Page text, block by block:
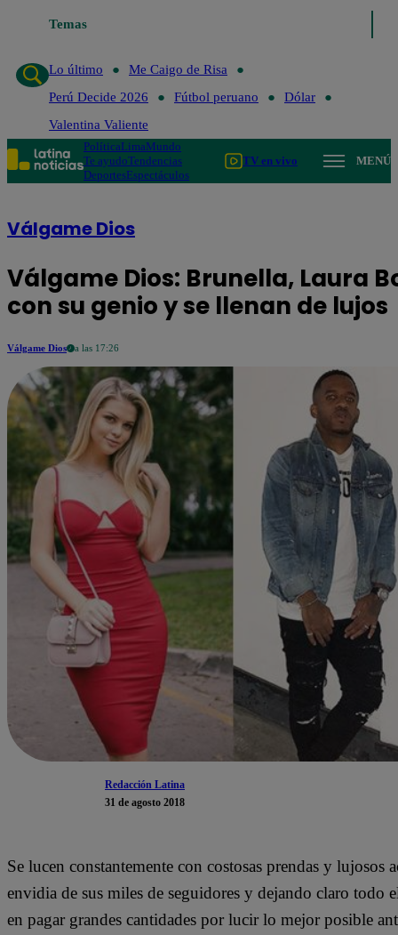
Temas
Lo último
Lo último
Me Caigo de Risa
Perú Decide 2026
Fútbol peruano
Dólar
Valentina Valiente
PolíticaLimaMundo
Te ayudoTendencias
DeportesEspectáculos
TV en vivo MENÚ
Válgame Dios
Válgame Dios: Brunella, Laura
con su genio y se llenan de lujos
Válgame Dios a las 17:26
Redacción Latina
31 de agosto 2018
Se lucen constantemente con costosas prendas y lujosos
envidia de sus miles de seguidores y dejando claro todo
en pagar grandes cantidades por lucir lo mejor posible